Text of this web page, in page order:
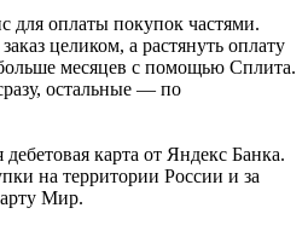
для оплаты покупок частями.
целиком, а растянуть оплату
месяцев с помощью Сплита.
остальные — по
карта от Яндекс Банка.
на территории России и за
Мир.